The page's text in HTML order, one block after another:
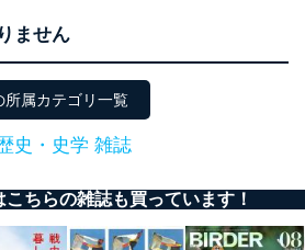
ません
所属カテゴリ一覧
史・史学 雑誌
ちらの雑誌も買っています！